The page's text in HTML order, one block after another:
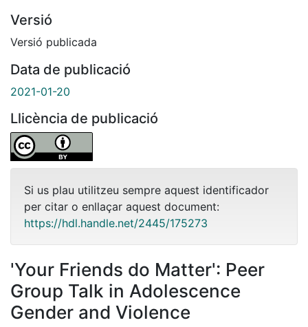
Versió
Versió publicada
Data de publicació
2021-01-20
Llicència de publicació
Si us plau utilitzeu sempre aquest identificador
per citar o enllaçar aquest document:
https://hdl.handle.net/2445/175273
'Your Friends do Matter': Peer
Group Talk in Adolescence
Gender and Violence